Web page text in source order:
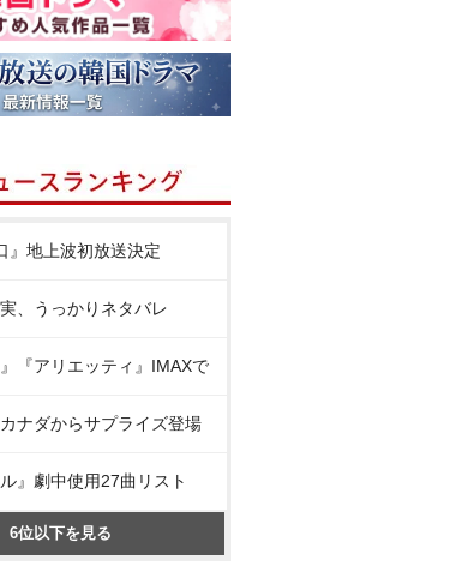
』地上波初放送決定
、うっかりネタバレ
』『アリエッティ』IMAXで
ナダからサプライズ登場
ル』劇中使用27曲リスト
6位以下を見る